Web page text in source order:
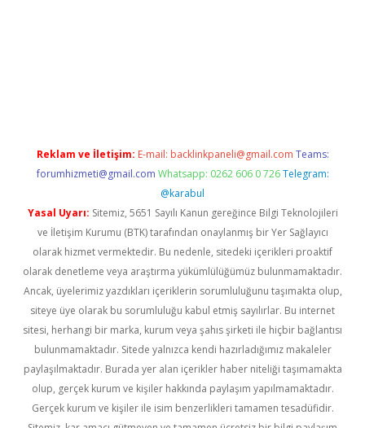
Reklam ve İletişim: E-mail: backlinkpaneli@gmail.com Teams:
forumhizmeti@gmail.com Whatsapp: 0262 606 0 726 Telegram:
@karabul
Yasal Uyarı: Sitemiz, 5651 Sayılı Kanun gereğince Bilgi Teknolojileri
ve İletişim Kurumu (BTK) tarafından onaylanmış bir Yer Sağlayıcı
olarak hizmet vermektedir. Bu nedenle, sitedeki içerikleri proaktif
olarak denetleme veya araştırma yükümlülüğümüz bulunmamaktadır.
Ancak, üyelerimiz yazdıkları içeriklerin sorumluluğunu taşımakta olup,
siteye üye olarak bu sorumluluğu kabul etmiş sayılırlar. Bu internet
sitesi, herhangi bir marka, kurum veya şahıs şirketi ile hiçbir bağlantısı
bulunmamaktadır. Sitede yalnızca kendi hazırladığımız makaleler
paylaşılmaktadır. Burada yer alan içerikler haber niteliği taşımamakta
olup, gerçek kurum ve kişiler hakkında paylaşım yapılmamaktadır.
Gerçek kurum ve kişiler ile isim benzerlikleri tamamen tesadüfidir.